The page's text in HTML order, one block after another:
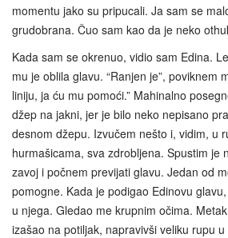
momentu jako su pripucali. Ja sam se
grudobrana. Čuo sam kao da je neko
Kada sam se okrenuo, vidio sam Edina.
mu je oblila glavu. “Ranjen je”, poviknem
liniju, ja ću mu pomoći.” Mahinalno
džep na jakni, jer je bilo neko nepisano
desnom džepu. Izvučem nešto i, vidim, u
hurmašicama, sva zdrobljena. Spustim je
zavoj i počnem previjati glavu. Jedan od
pomogne. Kada je podigao Edinovu
u njega. Gledao me krupnim očima.
izašao na potiljak, napravivši veliku rupu